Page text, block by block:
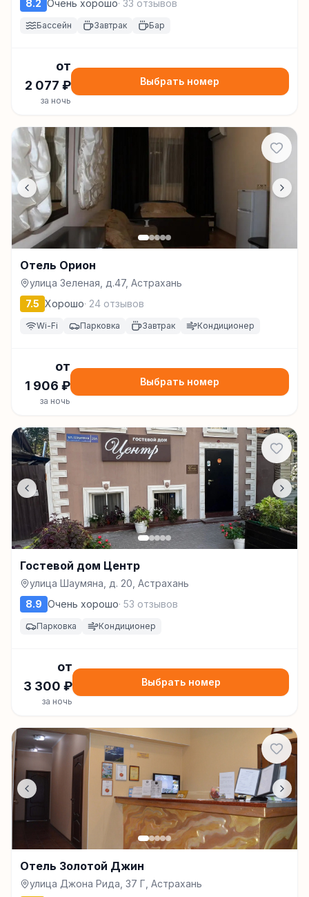
8.2 Очень хорошо· 33 отзывов
Бассейн Завтрак Бар
от
2 077 ₽
за ночь
Выбрать номер
Отель Орион
улица Зеленая, д.47, Астрахань
7.5 Хорошо· 24 отзывов
Wi-Fi Парковка Завтрак Кондиционер
от
1 906 ₽
за ночь
Выбрать номер
Гостевой дом Центр
улица Шаумяна, д. 20, Астрахань
8.9 Очень хорошо· 53 отзывов
Парковка Кондиционер
от
3 300 ₽
за ночь
Выбрать номер
Отель Золотой Джин
улица Джона Рида, 37 Г, Астрахань